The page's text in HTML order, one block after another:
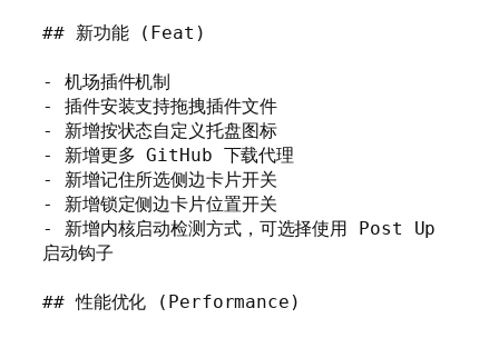
## 新功能 (Feat)
- 机场插件机制
- 插件安装支持拖拽插件文件
- 新增按状态自定义托盘图标
- 新增更多 GitHub 下载代理
- 新增记住所选侧边卡片开关
- 新增锁定侧边卡片位置开关
- 新增内核启动检测方式，可选择使用 Post Up
启动钩子
## 性能优化 (Performance)